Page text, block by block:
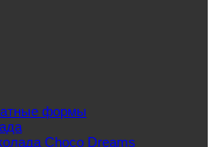
формы
Choco Dreams